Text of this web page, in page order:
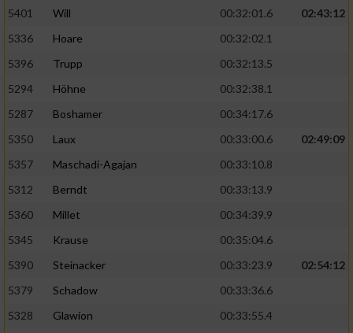
5401
Will 00:32:01.6
02:43:12
5336
Hoare
00:32:02.1
5396
Trupp
00:32:13.5
5294
Höhne
00:32:38.1
5287
Boshamer
00:34:17.6
5350
Laux 00:33:00.6
02:49:09
5357
Maschadi-Agajan
00:33:10.8
5312
Berndt
00:33:13.9
5360
Millet
00:34:39.9
5345
Krause
00:35:04.6
5390
Steinacker 00:33:23.9
02:54:12
5379
Schadow
00:33:36.6
5328
Glawion
00:33:55.4